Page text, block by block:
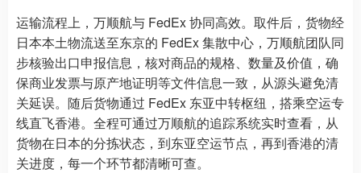
运输流程上，万顺航与 FedEx 协同高效。取件后，货物经
日本本土物流送至东京的 FedEx 集散中心，万顺航团队同
步核验出口申报信息，核对商品的规格、数量及价值，确
保商业发票与原产地证明等文件信息一致，从源头避免清
关延误。随后货物通过 FedEx 东亚中转枢纽，搭乘空运专
线直飞香港。全程可通过万顺航的追踪系统实时查看，从
货物在日本的分拣状态，到东亚空运节点，再到香港的清
关进度，每一个环节都清晰可查。